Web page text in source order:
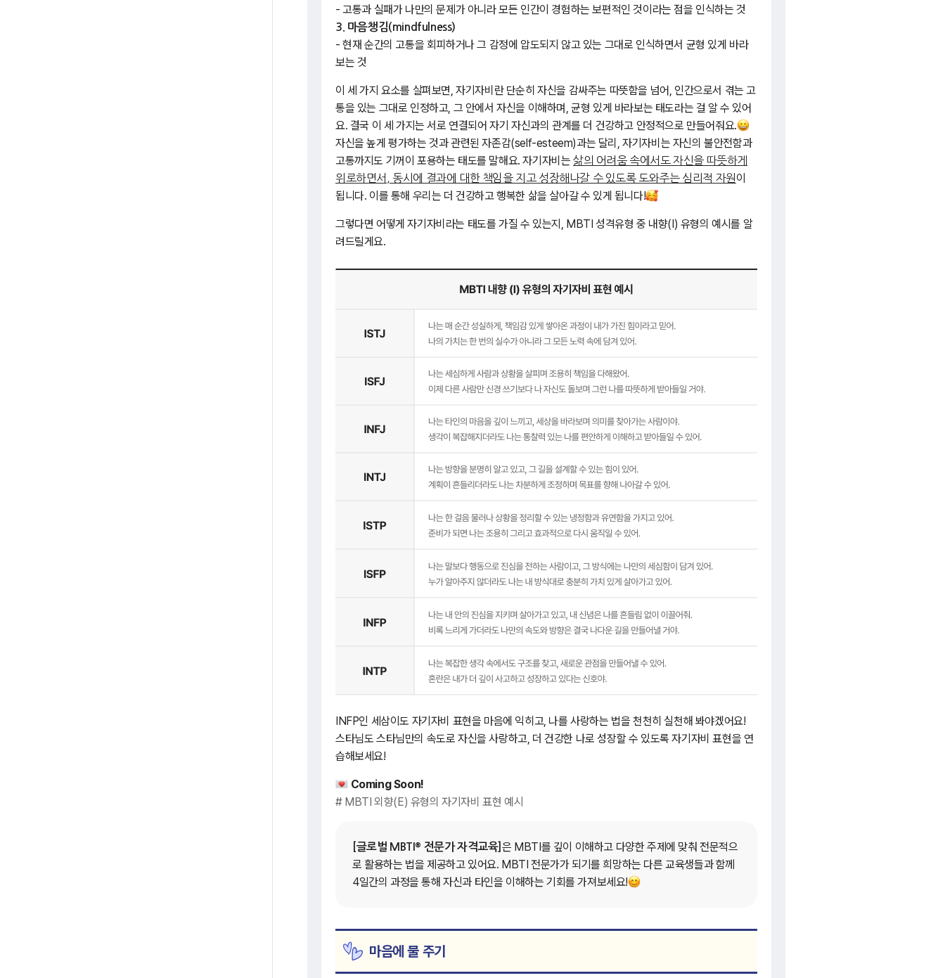
- 고통과 실패가 나만의 문제가 아니라 모든 인간이 경험하는 보편적인 것이라는 점을 인식하는 것
3. 마음챙김(mindfulness)
- 현재 순간의 고통을 회피하거나 그 감정에 압도되지 않고 있는 그대로 인식하면서 균형 있게 바라
보는 것
이 세 가지 요소를 살펴보면, 자기자비란 단순히 자신을 감싸주는 따뜻함을 넘어, 인간으로서 겪는 고
통을 있는 그대로 인정하고, 그 안에서 자신을 이해하며, 균형 있게 바라보는 태도라는 걸 알 수 있어
요. 결국 이 세 가지는 서로 연결되어 자기 자신과의 관계를 더 건강하고 안정적으로 만들어줘요.
자신을 높게 평가하는 것과 관련된 자존감(self-esteem)과는 달리, 자기자비는 자신의 불안전함과
고통까지도 기꺼이 포용하는 태도를 말해요. 자기자비는삶의 어려움 속에서도 자신을 따뜻하게
위로하면서, 동시에 결과에 대한 책임을 지고 성장해나갈 수 있도록 도와주는 심리적 자원 이
됩니다. 이를 통해 우리는 더 건강하고 행복한 삶을 살아갈 수 있게 됩니다!
그렇다면 어떻게 자기자비라는 태도를 가질 수 있는지, MBTI 성격유형 중 내향(I) 유형의 예시를 알
려드릴게요.
INFP인 세삼이도 자기자비 표현을 마음에 익히고, 나를 사랑하는 법을 천천히 실천해 봐야겠어요!
스타님도 스타님만의 속도로 자신을 사랑하고, 더 건강한 나로 성장할 수 있도록 자기자비 표현을 연
습해보세요!
Coming Soon!
# MBTI 외향(E) 유형의 자기자비 표현 예시
[글로벌 MBTI ® 전문가 자격교육]은 MBTI를 깊이 이해하고 다양한 주제에 맞춰 전문적으
로 활용하는 법을 제공하고 있어요. MBTI 전문가가 되기를 희망하는 다른 교육생들과 함께
4일간의 과정을 통해 자신과 타인을 이해하는 기회를 가져보세요!
마음에 물 주기